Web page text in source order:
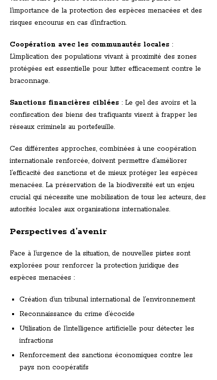
l’importance de la protection des espèces menacées et des
risques encourus en cas d’infraction.
Coopération avec les communautés locales :
L’implication des populations vivant à proximité des zones
protégées est essentielle pour lutter efficacement contre le
braconnage.
Sanctions financières ciblées : Le gel des avoirs et la
confiscation des biens des trafiquants visent à frapper les
réseaux criminels au portefeuille.
Ces différentes approches, combinées à une coopération
internationale renforcée, doivent permettre d’améliorer
l’efficacité des sanctions et de mieux protéger les espèces
menacées. La préservation de la biodiversité est un enjeu
crucial qui nécessite une mobilisation de tous les acteurs, des
autorités locales aux organisations internationales.
Perspectives d’avenir
Face à l’urgence de la situation, de nouvelles pistes sont
explorées pour renforcer la protection juridique des
espèces menacées :
Création d’un tribunal international de l’environnement
Reconnaissance du crime d’écocide
Utilisation de l’intelligence artificielle pour détecter les
infractions
Renforcement des sanctions économiques contre les
pays non coopératifs